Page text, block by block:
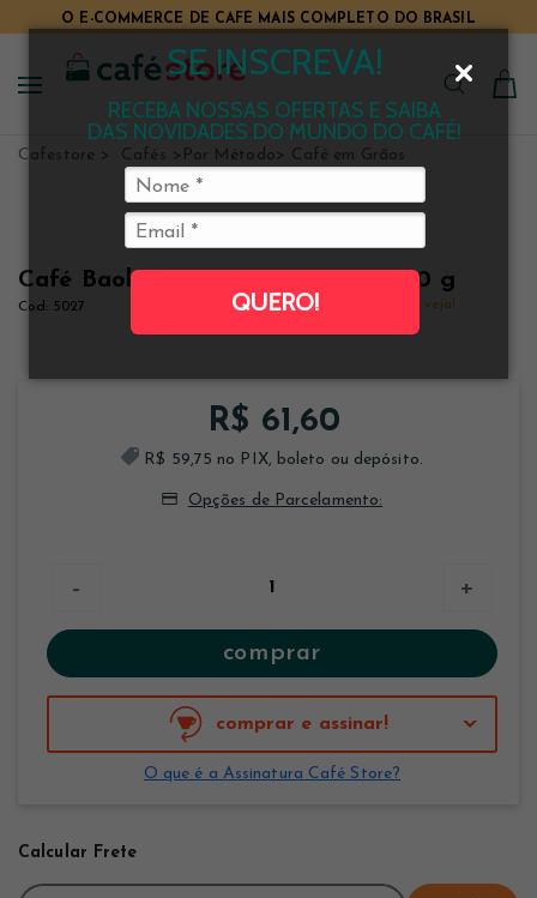
SE INSCREVA!
RECEBA NOSSAS OFERTAS E SAIBA
DAS NOVIDADES DO MUNDO DO CAFÉ!
QUERO!
O E-COMMERCE DE CAFÉ MAIS COMPLETO DO BRASIL
Cafestore Cafés Por Método Café em Grãos
Café Baobá Gourmet em grãos 500 g
5027 Clique e veja!
R$ 61,60
R$ 59,75 no PIX, boleto ou depósito.
Opções de Parcelamento:
- +
comprar
comprar e assinar!
O que é a Assinatura Café Store?
Calcular Frete